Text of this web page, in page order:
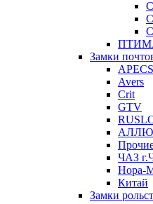
Замки
APECS
Avers
Crit
GTV
ЧАЗ
Нора-
Китай
Замки